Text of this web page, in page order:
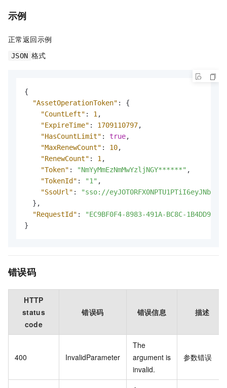
示例
正常返回示例
JSON 格式
{
"AssetOperationToken" :
{
"CountLeft" : 1 ,
"ExpireTime" : 1709110797,
"HasCountLimit" : true,
"MaxRenewCount" : 10,
"RenewCount" : 1 ,
"Token" : "NmYyMmEzNmMwYzljNGY******" ,
"TokenId" : "1" ,
"SsoUrl" :
"sso://
} ,
"RequestId" :
"EC9BF0F4-8983-491A-BC8C-
}
错误码
HTTP
status
code
错误码 错误信息 描述
400 InvalidParameter
The
argument is
invalid.
参数错误